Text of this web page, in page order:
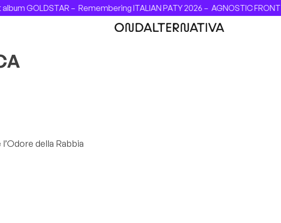
GOLDSTAR – Remembering ITALIAN PATY 2026 – AGNOSTIC FRONT -
della Rabbia